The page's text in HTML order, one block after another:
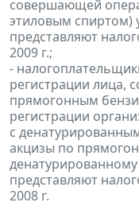
совершающей
этиловым спиртом)
представляют
2009 г.;
-
регистрации лица,
прямогонным
регистрации
с
акцизы по
представляют
2008 г.